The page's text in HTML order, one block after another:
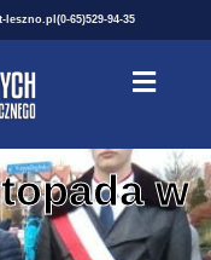
leszno.pl (0-65)529-94-35
w